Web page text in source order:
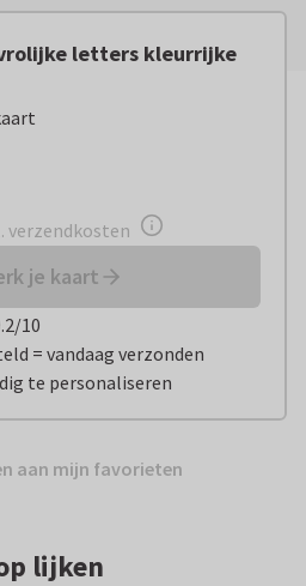
letters kleurrijke
verzendkosten
je kaart
10
= vandaag verzonden
te personaliseren
aan mijn favorieten
lijken